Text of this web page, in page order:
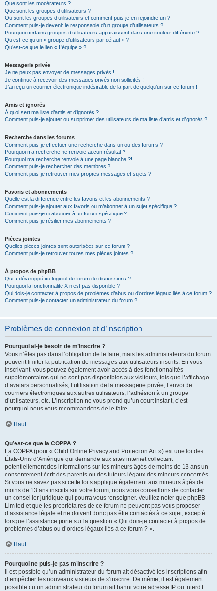
Que sont les modérateurs ?
Que sont les groupes d’utilisateurs ?
Où sont les groupes d’utilisateurs et comment puis-je en rejoindre un ?
Comment puis-je devenir le responsable d’un groupe d’utilisateurs ?
Pourquoi certains groupes d’utilisateurs apparaissent dans une couleur différente ?
Qu’est-ce qu’un « groupe d’utilisateurs par défaut » ?
Qu’est-ce que le lien « L’équipe » ?
Messagerie privée
Je ne peux pas envoyer de messages privés !
Je continue à recevoir des messages privés non sollicités !
J’ai reçu un courrier électronique indésirable de la part de quelqu’un sur ce forum !
Amis et ignorés
À quoi sert ma liste d’amis et d’ignorés ?
Comment puis-je ajouter ou supprimer des utilisateurs de ma liste d’amis et d’ignorés ?
Recherche dans les forums
Comment puis-je effectuer une recherche dans un ou des forums ?
Pourquoi ma recherche ne renvoie aucun résultat ?
Pourquoi ma recherche renvoie à une page blanche ?!
Comment puis-je rechercher des membres ?
Comment puis-je retrouver mes propres messages et sujets ?
Favoris et abonnements
Quelle est la différence entre les favoris et les abonnements ?
Comment puis-je ajouter aux favoris ou m’abonner à un sujet spécifique ?
Comment puis-je m’abonner à un forum spécifique ?
Comment puis-je résilier mes abonnements ?
Pièces jointes
Quelles pièces jointes sont autorisées sur ce forum ?
Comment puis-je retrouver toutes mes pièces jointes ?
À propos de phpBB
Qui a développé ce logiciel de forum de discussions ?
Pourquoi la fonctionnalité X n’est pas disponible ?
Qui dois-je contacter à propos de problèmes d’abus ou d’ordres légaux liés à ce forum ?
Comment puis-je contacter un administrateur du forum ?
Problèmes de connexion et d’inscription
Pourquoi ai-je besoin de m’inscrire ?
Vous n’êtes pas dans l’obligation de le faire, mais les administrateurs du forum
peuvent limiter la publication de messages aux utilisateurs inscrits. En vous
inscrivant, vous pouvez également avoir accès à des fonctionnalités
supplémentaires qui ne sont pas disponibles aux visiteurs, tels que l’affichage
d’avatars personnalisés, l’utilisation de la messagerie privée, l’envoi de
courriers électroniques aux autres utilisateurs, l’adhésion à un groupe
d’utilisateurs, etc. L’inscription ne vous prend qu’un court instant, c’est
pourquoi nous vous recommandons de le faire.
Haut
Qu’est-ce que la COPPA ?
La COPPA (pour « Child Online Privacy and Protection Act ») est une loi des
États-Unis d’Amérique qui demande aux sites internet collectant
potentiellement des informations sur les mineurs âgés de moins de 13 ans un
consentement écrit des parents ou des tuteurs légaux des mineurs concernés.
Si vous ne savez pas si cette loi s’applique également aux mineurs âgés de
moins de 13 ans inscrits sur votre forum, nous vous conseillons de contacter
un conseiller juridique qui pourra vous renseigner. Veuillez noter que phpBB
Limited et que les propriétaires de ce forum ne peuvent pas vous proposer
d’assistance légale et ne doivent donc pas être contactés à ce sujet, excepté
lorsque l’assistance porte sur la question « Qui dois-je contacter à propos de
problèmes d’abus ou d’ordres légaux liés à ce forum ? ».
Haut
Pourquoi ne puis-je pas m’inscrire ?
Il est possible qu’un administrateur du forum ait désactivé les inscriptions afin
d’empêcher les nouveaux visiteurs de s’inscrire. De même, il est également
possible qu’un administrateur du forum ait banni votre adresse IP ou interdit